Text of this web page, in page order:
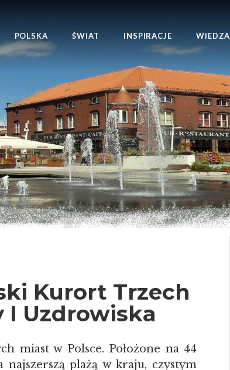
POLSKA ŚWIAT INSPIRACJE WIEDZA
Kurort Trzech
I Uzdrowiska
miast w Polsce. Położone na 44
najszerszą plażą w kraju, czystym